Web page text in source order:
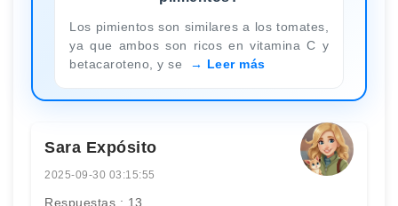
Los pimientos son similares a los tomates,
ya que ambos son ricos en vitamina C y
betacaroteno, y se
Leer más
Sara Expósito
2025-09-30 03:15:55
Respuestas : 13